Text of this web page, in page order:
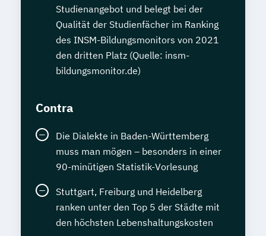
Studienangebot und belegt bei der
Qualität der Studienfächer im Ranking
des INSM-Bildungsmonitors von 2021
den dritten Platz (Quelle: insm-
bildungsmonitor.de)
Contra
Die Dialekte in Baden-Württemberg
muss man mögen – besonders in einer
90-minütigen Statistik-Vorlesung
Stuttgart, Freiburg und Heidelberg
ranken unter den Top 5 der Städte mit
den höchsten Lebenshaltungskosten